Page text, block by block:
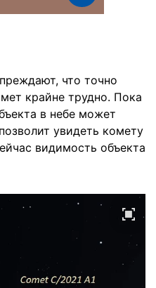
что точно
крайне трудно. Пока
в небе может
увидеть комету
видимость объекта